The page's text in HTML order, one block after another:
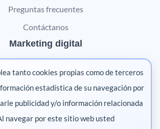
Preguntas frecuentes
Contáctanos
Marketing digital
Pharma
Salud animal
Salud vegetal
tanto cookies propias como de terceros
estadística de su navegación por
publicidad y/o información relacionada
navegar por este sitio web usted